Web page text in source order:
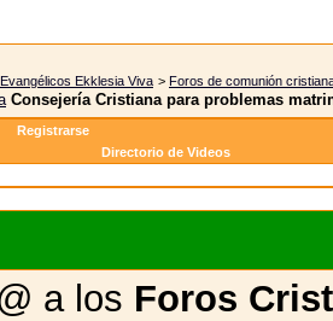
Ekklesia Viva > Foros de comunión
Consejería Cristiana para problemas
Registrarse
Directorio de Videos
a los Foros